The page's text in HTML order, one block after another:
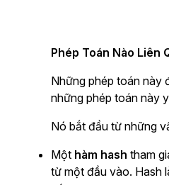
Phép Toán Nào Liên
Những phép toán này
những phép toán này
Nó bắt đầu từ những
Một hàm hash tham
từ một đầu vào. Hash